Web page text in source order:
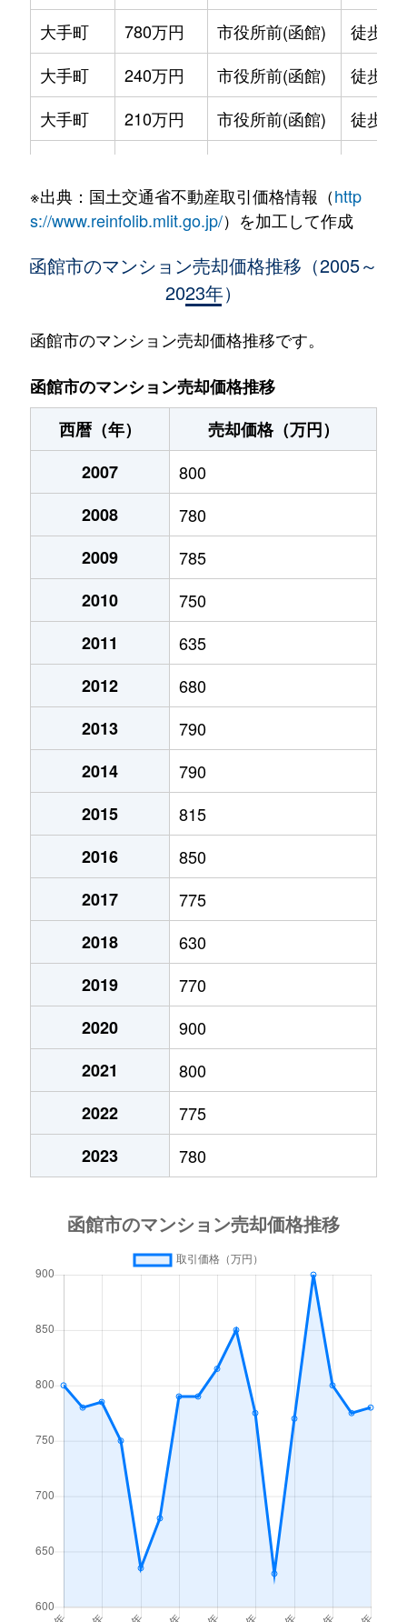
大手町
780万円 市役所前(函館)
徒歩2
大手町
240万円 市役所前(函館)
徒歩2
大手町
210万円 市役所前(函館)
徒歩2
大森町
330万円 松風町
徒歩5
2,400万円 五稜郭
五稜郭町
520万円 五稜郭
末広町
230万円 十字街
末広町
240万円 十字街
千代台町
3,100万円
千代台町
2,400万円
富岡町
1,700万円
富岡町
590万円
1,700万円
深堀町
1,400万円
深堀町
480万円
船見町
2,000万円
弁天町
780万円
1,200万円
750万円
430万円
宮前町
170万円
宮前町
180万円
2,200万円
梁川町
2,200万円
梁川町
2,300万円
五稜郭公園前
3,500万円 函館
湯川町
函館
湯川町
函館
1,700万円 湯の川
530万円 湯の川
520万円 湯の川
湯川町
1,300万円
湯川町
790万円 湯の川 徒歩6
※出典：国土交通省不動産取引価格情報（http
s://www.reinfolib.mlit.go.jp/）を加工して作成
函館市のマンション売却価格推移（2005～
2023年）
函館市のマンション売却価格推移です。
函館市のマンション売却価格推移
西暦（年）
売却価格（万円）
2007
800
2008
780
2009
785
2010
750
2011
635
2012
680
2013
790
2014
790
2015
815
2016
850
2017
775
2018
630
2019
770
2020
900
2021
800
2022
775
2023
780